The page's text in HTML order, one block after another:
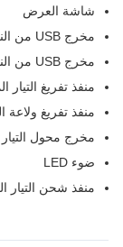
شاشة العرض
مخرج USB من النوع A*2
مخرج USB من النوع C*2 PD65W
منفذ تفريغ التيار
منفذ تفريغ ولاعة
مخرج محول التيار
ضوء LED
منفذ شحن التيار